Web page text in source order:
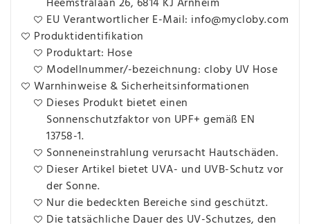
Heemstralaan 26, 6814 KJ Arnheim
EU Verantwortlicher E-Mail: info@mycloby.com
Produktidentifikation
Produktart: Hose
Modellnummer/-bezeichnung: cloby UV Hose
Warnhinweise & Sicherheitsinformationen
Dieses Produkt bietet einen
Sonnenschutzfaktor von UPF+ gemäß EN
13758-1.
Sonneneinstrahlung verursacht Hautschäden.
Dieser Artikel bietet UVA- und UVB-Schutz vor
der Sonne.
Nur die bedeckten Bereiche sind geschützt.
Die tatsächliche Dauer des UV-Schutzes, den